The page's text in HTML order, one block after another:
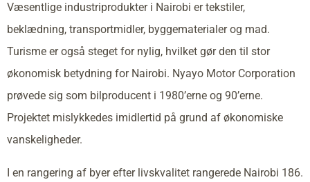
Væsentlige industriprodukter i Nairobi er tekstiler,
beklædning, transportmidler, byggematerialer og mad.
Turisme er også steget for nylig, hvilket gør den til stor
økonomisk betydning for Nairobi. Nyayo Motor Corporation
prøvede sig som bilproducent i 1980’erne og 90’erne.
Projektet mislykkedes imidlertid på grund af økonomiske
vanskeligheder.
I en rangering af byer efter livskvalitet rangerede Nairobi 186.